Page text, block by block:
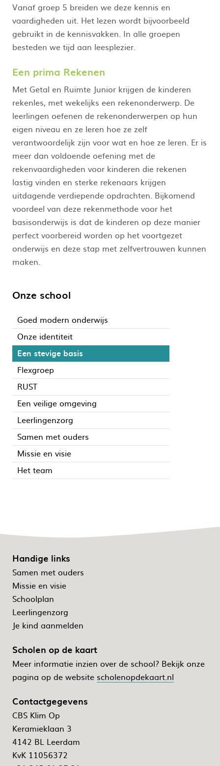
Vanaf groep 5 breiden we deze kennis en
vaardigheden uit. Het lezen wordt bijvoorbeeld
gebruikt in de kennisvakken. In alle groepen
besteden we tijd aan leesplezier.
Een prima Rekenen
Met Getal en Ruimte Junior krijgen de kinderen
rekenles, met wekelijks een rekenonderwerp. De
leerlingen oefenen de rekenonderwerpen op hun
eigen niveau en ze leren hoe ze zelf
verantwoordelijk zijn voor wat en hoe ze leren. Er is
meer dan voldoende oefening met de
rekenvaardigheden voor kinderen die rekenen
lastig vinden en sterke rekenaars krijgen
uitdagende verdiepende opdrachten. Bijkomend
voordeel van deze rekenmethode voor het
basisonderwijs is dat de kinderen op deze manier
perfect voorbereid worden op het voortgezet
onderwijs en deze stap met zelfvertrouwen kunnen
maken.
Onze school
Goed modern onderwijs
Onze identiteit
Een stevige basis
Flexgroep
RUST
Een veilige omgeving
Leerlingenzorg
Samen met ouders
Missie en visie
Het team
Handige links
Samen met ouders
Missie en visie
Schoolplan
Leerlingenzorg
Je kind aanmelden
Scholen op de kaart
Meer informatie inzien over de school? Bekijk onze
pagina op de website scholenopdekaart.nl
Contactgegevens
CBS Klim Op
Keramieklaan 3
4142 BL Leerdam
KvK 11056372